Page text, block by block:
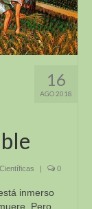
16
AGO 2018
0
inmerso
Pero